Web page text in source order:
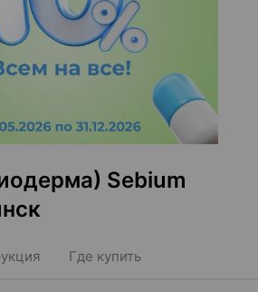
Sebium
Где купить